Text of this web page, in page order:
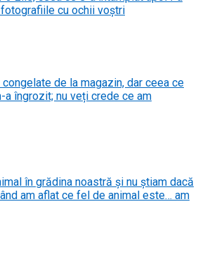
cu ochii voștri
de la magazin, dar ceea ce
a îngrozit; nu veți crede ce am
în grădina noastră și nu știam dacă
am aflat ce fel de animal este… am